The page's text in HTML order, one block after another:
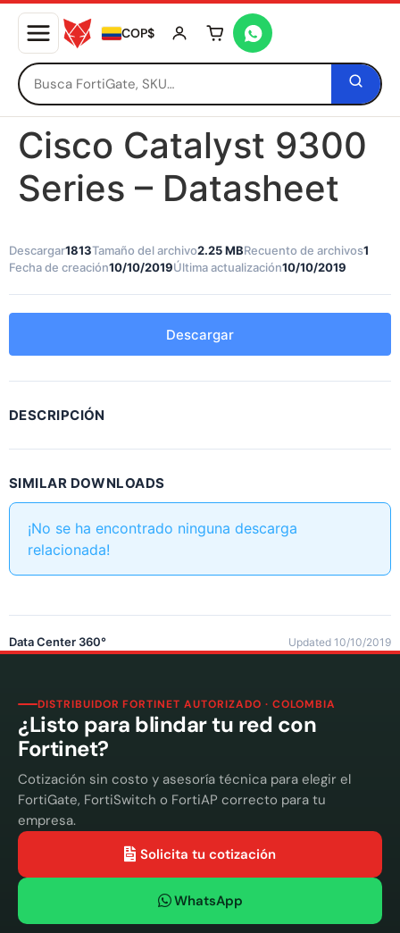
COP$ Tu carrito está vacío
Cisco Catalyst 9300
Series – Datasheet
Descargar1813Tamaño del archivo2.25 MBRecuento de archivos1
Fecha de creación10/10/2019Última actualización10/10/2019
Descargar
DESCRIPCIÓN
SIMILAR DOWNLOADS
¡No se ha encontrado ninguna descarga
relacionada!
Data Center 360° Updated 10/10/2019
DISTRIBUIDOR FORTINET AUTORIZADO · COLOMBIA
¿Listo para blindar tu red con
Fortinet?
Cotización sin costo y asesoría técnica para elegir el
FortiGate, FortiSwitch o FortiAP correcto para tu
empresa.
Solicita tu cotización
WhatsApp